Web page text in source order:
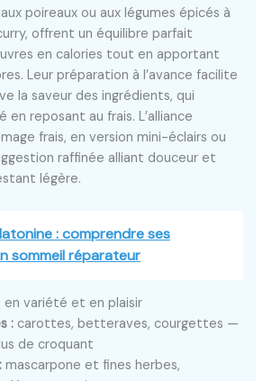
poireaux ou aux légumes épicés à
offrent un équilibre parfait
en calories tout en apportant
Leur préparation à l’avance facilite
la saveur des ingrédients, qui
reposant au frais. L’alliance
frais, en version mini-éclairs ou
raffinée alliant douceur et
légère.
: comprendre ses
sommeil réparateur
variété et en plaisir
: carottes, betteraves, courgettes —
de croquant
mascarpone et fines herbes,